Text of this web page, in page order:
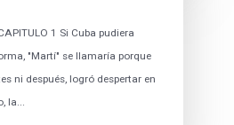
1 Si Cuba pudiera
"Martí" se llamaría porque
ni después, logró despertar en
la...